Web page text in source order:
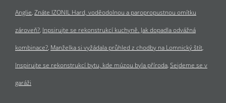
Anglie Znáte IZONIL Hard, voděodolnou a paropropustnou omítku
zároveň? Inpsirujte se rekonstrukcí kuchyně. Jak dopadla odvážná
kombinace? Manželka si vyžádala průhled z chodby na Lomnický štít
Inspirujte se rekonstrukcí bytu, kde múzou byla příroda Sejdeme se v
garáži